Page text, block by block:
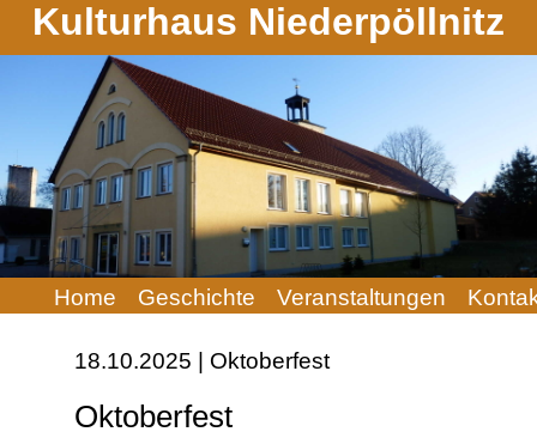
Kulturhaus Niederpöllnitz
Navigation
Home Geschichte Veranstaltungen
18.10.2025 | Oktoberfest
Oktoberfest